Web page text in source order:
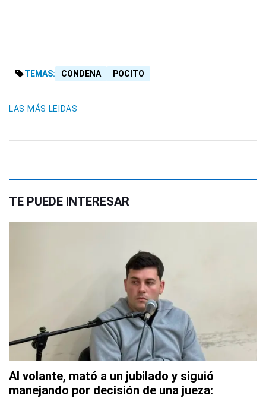
TEMAS: CONDENA POCITO
LAS MÁS LEIDAS
TE PUEDE INTERESAR
Al volante, mató a un jubilado y siguió
manejando por decisión de una jueza: